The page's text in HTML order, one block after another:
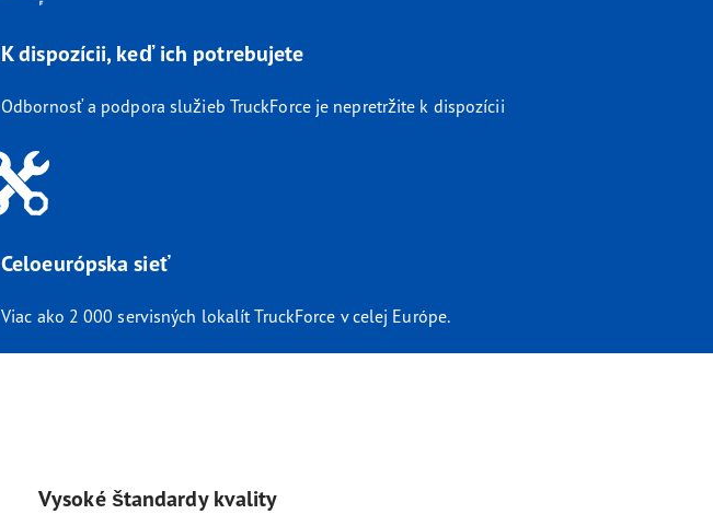
K dispozícii, keď ich potrebujete
Odbornosť a podpora služieb TruckForce je nepretržite k dispozícii
Celoeurópska sieť
Viac ako 2 000 servisných lokalít TruckForce v celej Európe.
Vysoké štandardy kvality